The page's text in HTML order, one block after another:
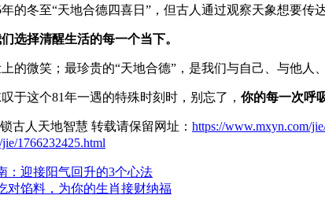
的冬至“天地合德四喜日”，但古人通过观察天象想要传
选择清醒生活的每一个当下。
的微笑；最珍贵的“天地合德”，是我们与自己、与他人
于这个81年一遇的特殊时刻时，别忘了， 你的每一次呼
古人天地智慧 转载请保留网址： https://www.mxyn.com/
1766232425.html
：迎接阳气回升的3个心法
对馅料，为你的生肖接财纳福